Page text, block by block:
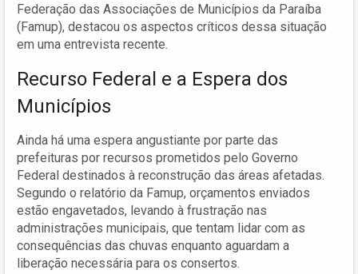
Federação das Associações de Municípios da Paraíba
(Famup), destacou os aspectos críticos dessa situação
em uma entrevista recente.
Recurso Federal e a Espera dos
Municípios
Ainda há uma espera angustiante por parte das
prefeituras por recursos prometidos pelo Governo
Federal destinados à reconstrução das áreas afetadas.
Segundo o relatório da Famup, orçamentos enviados
estão engavetados, levando à frustração nas
administrações municipais, que tentam lidar com as
consequências das chuvas enquanto aguardam a
liberação necessária para os consertos.